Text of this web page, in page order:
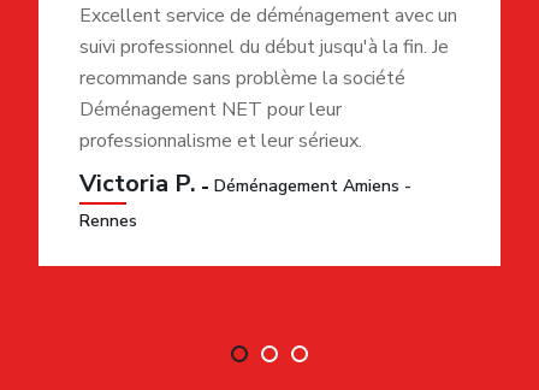
Excellent service de déménagement avec un
suivi professionnel du début jusqu'à la fin. Je
recommande sans problème la société
Déménagement NET pour leur
professionnalisme et leur sérieux.
Victoria P.
Déménagement Amiens -
Rennes